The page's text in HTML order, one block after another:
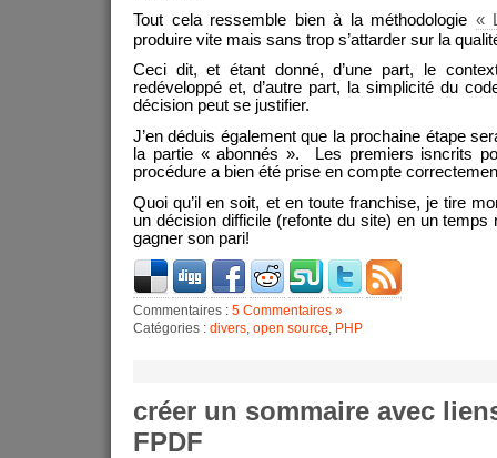
Tout cela ressemble bien à la méthodologie «
produire vite mais sans trop s’attarder sur la
Ceci dit, et étant donné, d’une part, le
redéveloppé et, d’autre part, la simplicité du
décision peut se justifier.
J’en déduis également que la prochaine étape
la partie « abonnés ». Les premiers isncrits
procédure a bien été prise en compte
Quoi qu’il en soit, et en toute franchise, je tire
un décision difficile (refonte du site) en un
gagner son pari!
Commentaires : 5 Commentaires »
Catégories : divers, open source, PHP
créer un sommaire avec
FPDF